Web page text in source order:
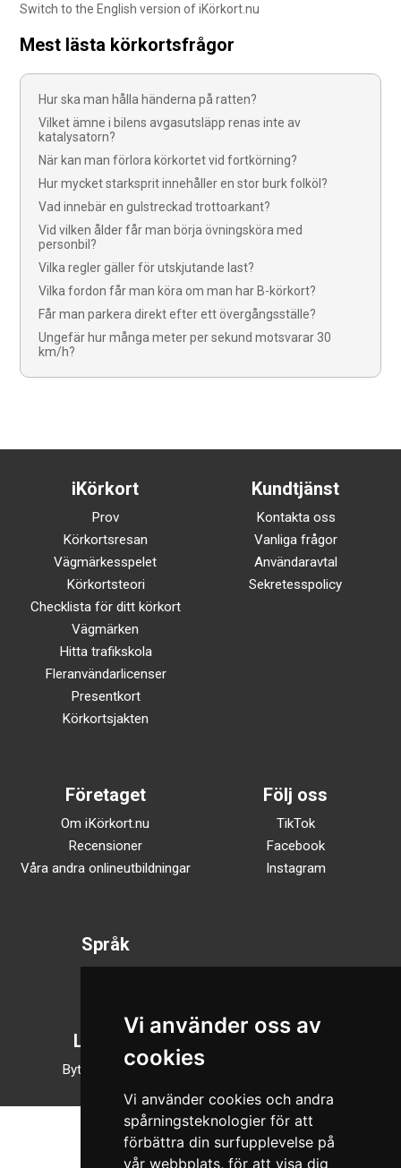
Vi använder oss av
cookies
Vi använder cookies och andra
spårningsteknologier för att
förbättra din surfupplevelse på
vår webbplats, för att visa dig
Switch to the English version of iKörkort.nu
Mest lästa körkortsfrågor
Hur ska man hålla händerna på ratten?
Vilket ämne i bilens avgasutsläpp renas inte av
katalysatorn?
När kan man förlora körkortet vid fortkörning?
Hur mycket starksprit innehåller en stor burk folköl?
Vad innebär en gulstreckad trottoarkant?
Vid vilken ålder får man börja övningsköra med
personbil?
Vilka regler gäller för utskjutande last?
Vilka fordon får man köra om man har B-körkort?
Får man parkera direkt efter ett övergångsställe?
Ungefär hur många meter per sekund motsvarar 30
km/h?
iKörkort
Prov
Körkortsresan
Vägmärkesspelet
Körkortsteori
Checklista för ditt körkort
Vägmärken
Hitta trafikskola
Fleranvändarlicenser
Presentkort
Körkortsjakten
Kundtjänst
Kontakta oss
Vanliga frågor
Användaravtal
Sekretesspolicy
Företaget
Om iKörkort.nu
Recensioner
Våra andra onlineutbildningar
Följ oss
TikTok
Facebook
Instagram
Språk
Läsläge
Byt till nattläge